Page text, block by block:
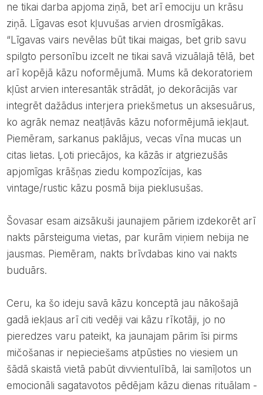
ne tikai darba apjoma ziņā, bet arī emociju un krāsu
ziņā. Līgavas esot kļuvušas arvien drosmīgākas.
“Līgavas vairs nevēlas būt tikai maigas, bet grib savu
spilgto personību izcelt ne tikai savā vizuālajā tēlā, bet
arī kopējā kāzu noformējumā. Mums kā dekoratoriem
kļūst arvien interesantāk strādāt, jo dekorācijās var
integrēt dažādus interjera priekšmetus un aksesuārus,
ko agrāk nemaz neatļāvās kāzu noformējumā iekļaut.
Piemēram, sarkanus paklājus, vecas vīna mucas un
citas lietas. Ļoti priecājos, ka kāzās ir atgriezušās
apjomīgas krāšņas ziedu kompozīcijas, kas
vintage/rustic kāzu posmā bija pieklusušas.
šovasar esam aizsākuši jaunajiem pāriem izdekorēt arī
nakts pārsteiguma vietas, par kurām viņiem nebija ne
jausmas. Piemēram, nakts brīvdabas kino vai nakts
buduārs.
Ceru, ka šo ideju savā kāzu konceptā jau nākošajā
gadā iekļaus arī citi vedēji vai kāzu rīkotāji, jo no
pieredzes varu pateikt, ka jaunajam pārim īsi pirms
mičošanas ir nepieciešams atpūsties no viesiem un
šādā skaistā vietā pabūt divvientulībā, lai samīļotos un
emocionāli sagatavotos pēdējam kāzu dienas rituālam -